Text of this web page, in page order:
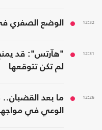
12:32 الوضع الصفري
12:31
"هآرتس": قد يمنح
لم تكن تتوقعها
12:26
ما بعد
الوعي في